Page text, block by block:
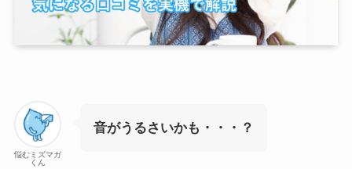
悩むミズマガ
くん
音がうるさいかも・・・？